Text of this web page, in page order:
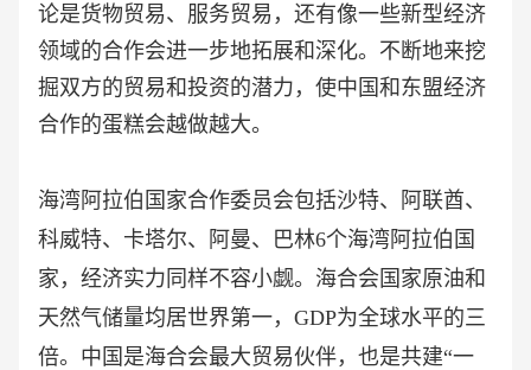
论是货物贸易、服务贸易，还有像一些新型经济
领域的合作会进一步地拓展和深化。不断地来挖
掘双方的贸易和投资的潜力，使中国和东盟经济
合作的蛋糕会越做越大。
海湾阿拉伯国家合作委员会包括沙特、阿联酋、
科威特、卡塔尔、阿曼、巴林6个海湾阿拉伯国
家，经济实力同样不容小觑。海合会国家原油和
天然气储量均居世界第一，GDP为全球水平的三
倍。中国是海合会最大贸易伙伴，也是共建“一